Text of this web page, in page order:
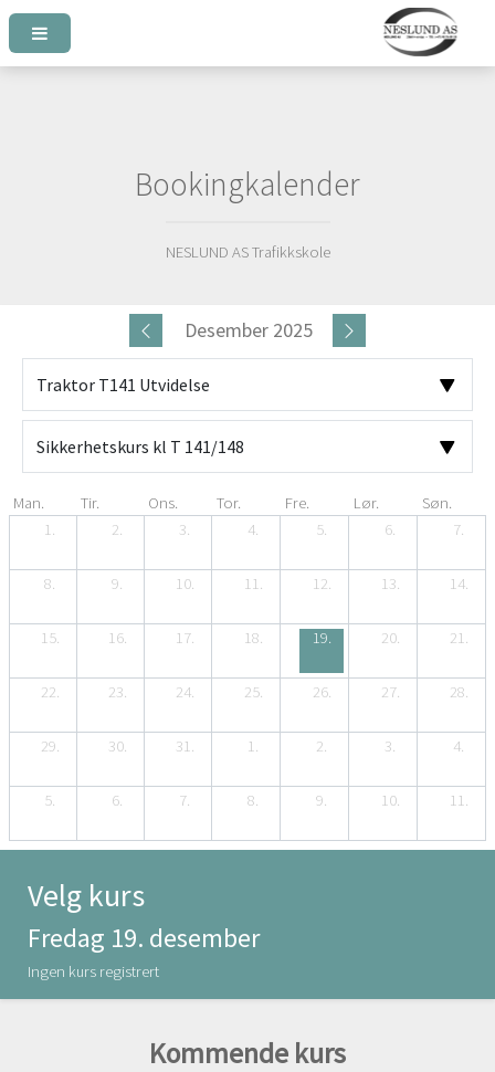
Bookingkalender
NESLUND AS Trafikkskole
Desember 2025
Man. Tir. Ons. Tor. Fre. Lør.
Søn.
1.
2. 3. 4. 5. 6. 7.
8. 9. 10. 11. 12. 13. 14.
15. 16. 17. 18. 19. 20. 21.
22. 23. 24. 25. 26. 27. 28.
29. 30. 31. 1. 2. 3. 4.
5. 6. 7. 8. 9. 10. 11.
Velg kurs
Fredag 19. desember
Ingen kurs registrert
Kommende kurs